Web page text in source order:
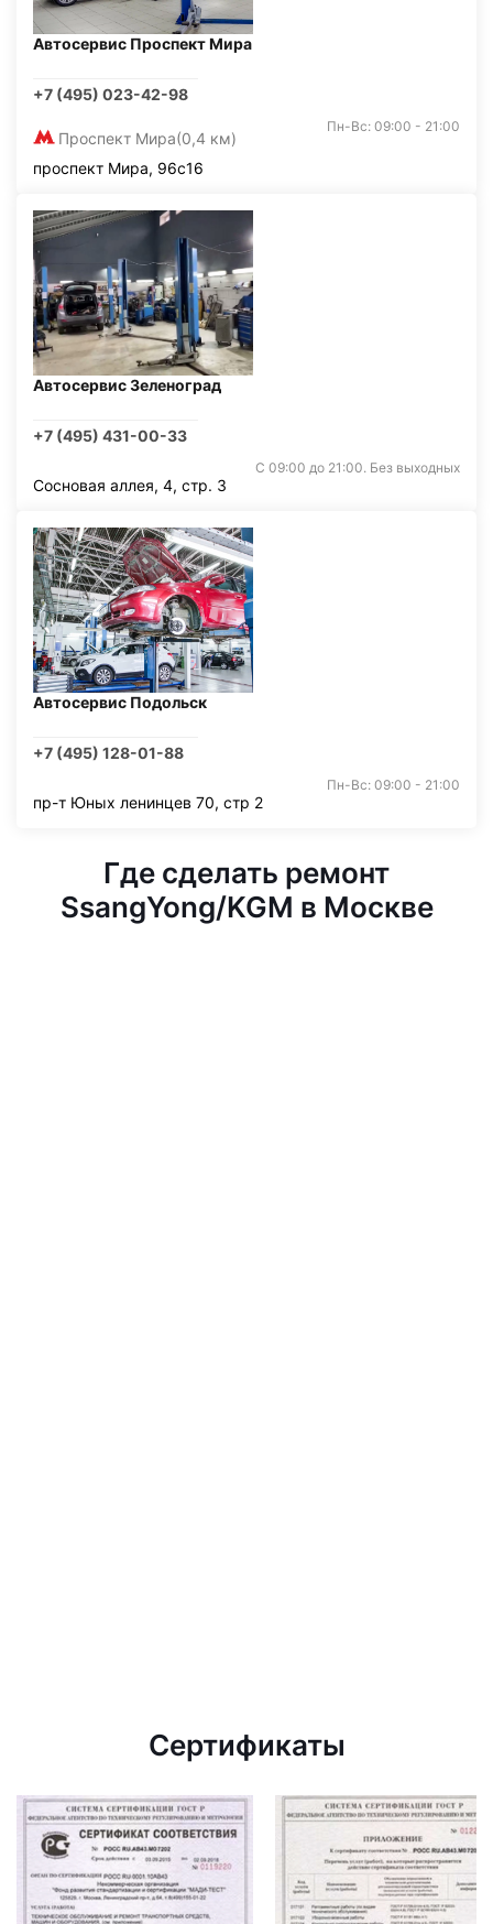
Автосервис Проспект Мира
+7 (495) 023-42-98
Проспект Мира(0,4 км)
Пн-Вс: 09:00 - 21:00
проспект Мира, 96с16
Автосервис Зеленоград
+7 (495) 431-00-33
С 09:00 до 21:00. Без выходных
Сосновая аллея, 4, стр. 3
Автосервис Подольск
+7 (495) 128-01-88
Пн-Вс: 09:00 - 21:00
пр-т Юных ленинцев 70, стр 2
Где сделать ремонт
SsangYong/KGM в Москве
Сертификаты